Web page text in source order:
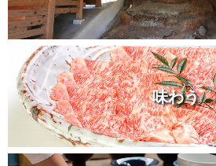
味わう